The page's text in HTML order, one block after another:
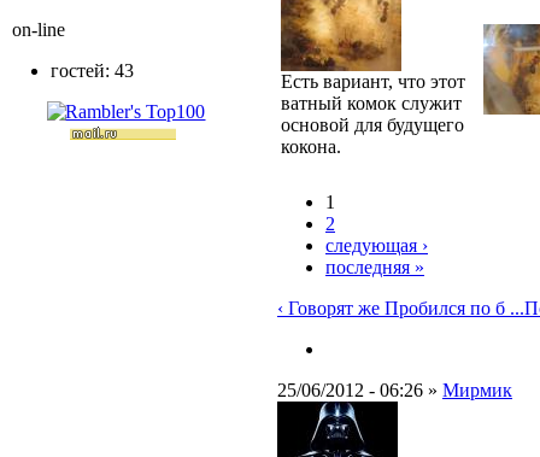
Есть вариант, что этот
ватный комок служит
основой для будущего
кокона.
1
2
следующая ›
последняя »
‹ Говорят же Пробился по б ...
25/06/2012 - 06:26 » Мирмик
on-line
гостей: 43